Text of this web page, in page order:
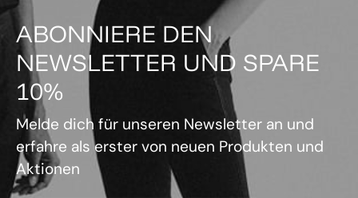
ABONNIERE DEN
NEWSLETTER UND SPARE
10%
Melde dich für unseren Newsletter an und
erfahre als erster von neuen Produkten und
Aktionen